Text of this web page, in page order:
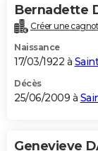
Bernadette
Créer une
Naissance
17/03/1922 à
Décès
25/06/2009 à
Genevieve